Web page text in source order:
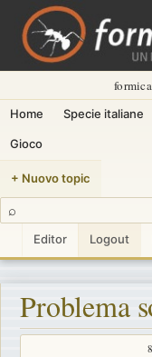
Home Specie italiane
Gioco
+ Nuovo topic
⌕
Editor Logout
Problema